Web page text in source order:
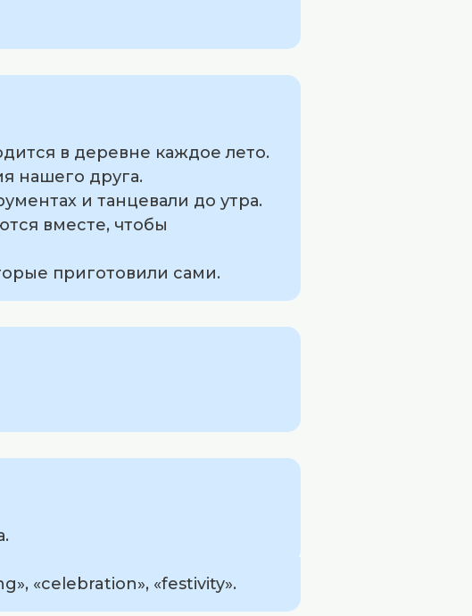
в деревне каждое лето.
нашего друга.
и танцевали до утра.
вместе, чтобы
приготовили сами.
«celebration», «festivity».